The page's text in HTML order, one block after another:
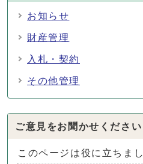
お知らせ
財産管理
入札・契約
その他管理
ご意見をお聞かせください
このページは役に立ちま